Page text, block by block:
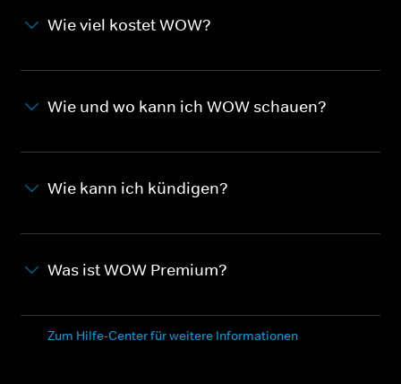
Wie viel kostet WOW?
Wie und wo kann ich WOW schauen?
Wie kann ich kündigen?
Was ist WOW Premium?
Zum Hilfe-Center für weitere Informationen